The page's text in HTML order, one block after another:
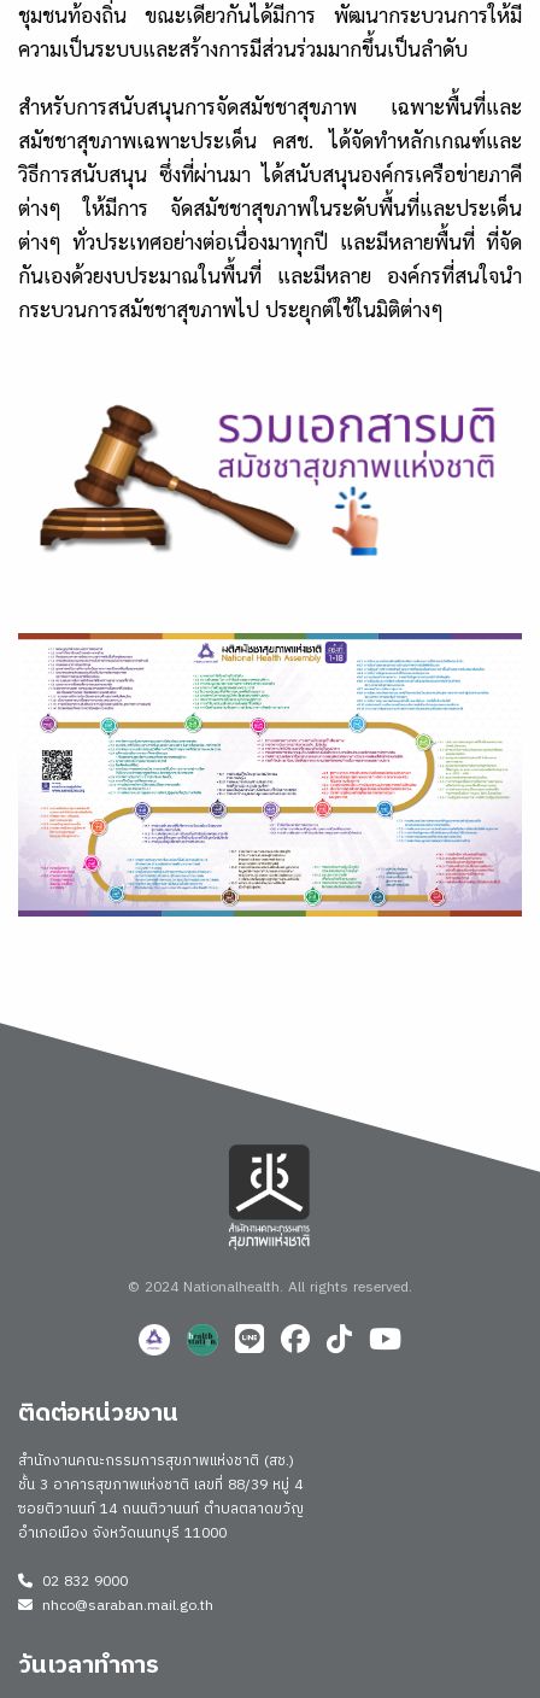
ชุมชนท้องถิ่น ขณะเดียวกันได้มีการ พัฒนากระบวนการให้มี
ความเป็นระบบและสร้างการมีส่วนร่วมมากขึ้นเป็นลำดับ
สำหรับการสนับสนุนการจัดสมัชชาสุขภาพ เฉพาะพื้นที่และ
สมัชชาสุขภาพเฉพาะประเด็น คสช. ได้จัดทำหลักเกณฑ์และ
วิธีการสนับสนุน ซึ่งที่ผ่านมา ได้สนับสนุนองค์กรเครือข่ายภาคี
ต่างๆ ให้มีการ จัดสมัชชาสุขภาพในระดับพื้นที่และประเด็น
ต่างๆ ทั่วประเทศอย่างต่อเนื่องมาทุกปี และมีหลายพื้นที่ ที่จัด
กันเองด้วยงบประมาณในพื้นที่ และมีหลาย องค์กรที่สนใจนำ
กระบวนการสมัชชาสุขภาพไป ประยุกต์ใช้ในมิติต่างๆ
© 2024 Nationalhealth. All rights reserved.
ติดต่อหน่วยงาน
สำนักงานคณะกรรมการสุขภาพแห่งชาติ (สช.)
ชั้น 3 อาคารสุขภาพแห่งชาติ เลขที่ 88/39 หมู่ 4
ซอยติวานนท์ 14 ถนนติวานนท์ ตำบลตลาดขวัญ
อำเภอเมือง จังหวัดนนทบุรี 11000
02 832 9000
nhco@saraban.mail.go.th
วันเวลาทำการ